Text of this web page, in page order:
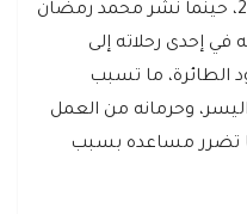
وتعود القصة إلى أواخر العام 2019، حينما نشر محمد رمضان
إحدى رحلاته إلى
الطائرة، ما تسبب
وحرمانه من العمل
تضرر مساعده بسبب